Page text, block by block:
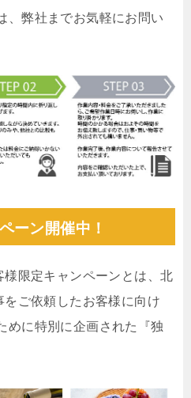
、弊社までお気軽にお問い
ーン開催中！
限定キャンペーンとは、北
ご依頼したお客様に向け
めに特別に企画された『独